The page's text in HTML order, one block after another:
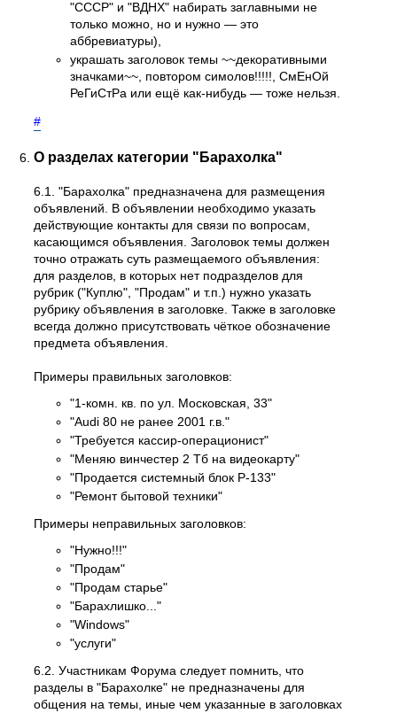
"СССР" и "ВДНХ" набирать заглавными не
только можно, но и нужно — это
аббревиатуры),
украшать заголовок темы ~~декоративными
значками~~, повтором симолов!!!!!, СмЕнОй
РеГиСтРа или ещё как-нибудь — тоже нельзя.
#
О разделах категории "Барахолка"
6.1. "Барахолка" предназначена для размещения
объявлений. В объявлении необходимо указать
действующие контакты для связи по вопросам,
касающимся объявления. Заголовок темы должен
точно отражать суть размещаемого объявления:
для разделов, в которых нет подразделов для
рубрик ("Куплю", "Продам" и т.п.) нужно указать
рубрику объявления в заголовке. Также в заголовке
всегда должно присутствовать чёткое обозначение
предмета объявления.
Примеры правильных заголовков:
"1-комн. кв. по ул. Московская, 33"
"Audi 80 не ранее 2001 г.в."
"Требуется кассир-операционист"
"Меняю винчестер 2 Тб на видеокарту"
"Продается системный блок P-133"
"Ремонт бытовой техники"
Примеры неправильных заголовков:
"Нужно!!!"
"Продам"
"Продам старье"
"Барахлишко..."
"Windows"
"услуги"
6.2. Участникам Форума следует помнить, что
разделы в "Барахолке" не предназначены для
общения на темы, иные чем указанные в заголовках